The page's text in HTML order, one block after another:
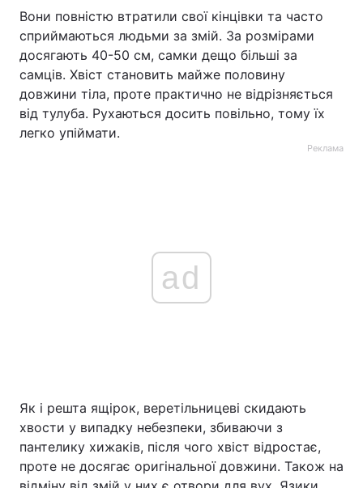
Вони повністю втратили свої кінцівки та часто
сприймаються людьми за змій. За розмірами
досягають 40-50 см, самки дещо більші за
самців. Хвіст становить майже половину
довжини тіла, проте практично не відрізняється
від тулуба. Рухаються досить повільно, тому їх
легко упіймати.
Реклама
ad
Як і решта ящірок, веретільницеві скидають
хвости у випадку небезпеки, збиваючи з
пантелику хижаків, після чого хвіст відростає,
проте не досягає оригінальної довжини. Також на